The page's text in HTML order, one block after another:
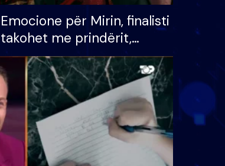
Emocione për Mirin, finalisti
takohet me prindërit,
vajzën dhe bashkëshorten:
S’kemi ndonjë letër divorci
apo jo?